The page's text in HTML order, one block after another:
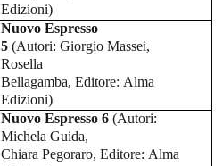
Edizioni)
Nuovo Espresso
5(Autori:Giorgio Massei,
Rosella
Bellagamba,Editore: Alma
Edizioni)
Nuovo Espresso 6(Autori:
Michela Guida,
Chiara Pegoraro,Editore: Alma